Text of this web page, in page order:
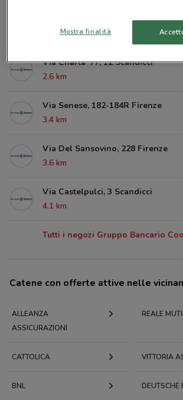
Piazzale Della Resistenza, 2/A
811 m
Via Charta '77, 12 Scandicci
2.6 km
Via Senese, 182-184R Firenze
3.4 km
Via Del Sansovino, 228 Firenze
3.6 km
Via Castelpulci, 3 Scandicci
4.1 km
Tutti i negozi Gruppo Bancario
Catene con offerte attive nelle
ALLEANZA
ASSICURAZIONI
REALE
CATTOLICA VITTORIA
BNL DEUTSCHE
Mostra finalità